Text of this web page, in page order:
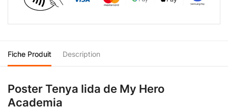
Fiche Produit Description
Poster Tenya Iida de My Hero
Academia